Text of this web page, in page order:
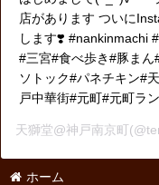
店があります️ ついに
します❣️ #nankinmachi
#三宮#食べ歩き#豚ま
ソトック#パネチキン#
戸中華街#元町#元町ラ
天獅堂@神戸南京町
ホーム